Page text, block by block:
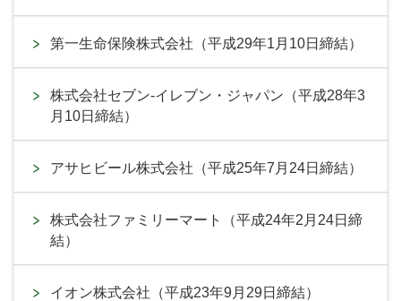
第一生命保険株式会社（平成29年1月10日締結）
株式会社セブン-イレブン・ジャパン（平成28年3
月10日締結）
アサヒビール株式会社（平成25年7月24日締結）
株式会社ファミリーマート（平成24年2月24日締
結）
イオン株式会社（平成23年9月29日締結）